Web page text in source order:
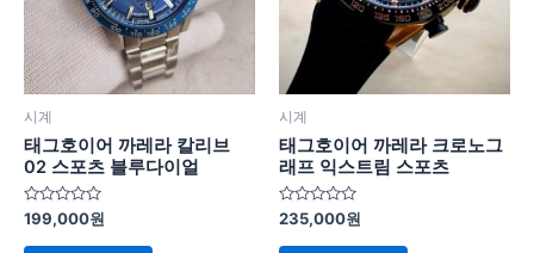
시계
태그호이어 까레라 칼리브
02 스포츠 블루다이얼
5
중
에
199,000원
시계
태그호이어 까레라 크로노그
래프 익스트림 스포츠
5
중
에
235,000원